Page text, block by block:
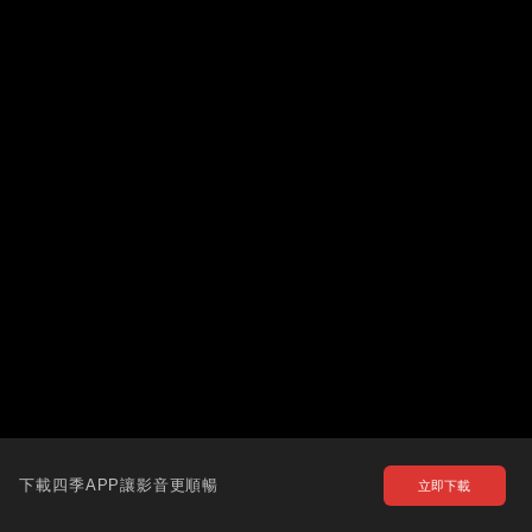
下載四季APP讓影音更順暢 立即下載